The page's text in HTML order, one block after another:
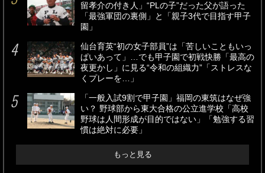
留孝介の付き人」“PLの子”だった父が語った
「最強軍団の裏側」と「親子3代で目指す甲子
園」
仙台育英“初の女子部員”は「苦しいこともいっ
ぱいあって」…でも甲子園で初戦快勝「最高の
夜更かし」に見る“令和の組織力”「ストレスな
くプレーを…」
「一般入試9割で甲子園」福岡の東筑はなぜ強
い？ 野球部から東大合格の公立進学校「高校
野球は人間形成が目的ではない」「勉強する習
慣は絶対に必要」
もっと見る